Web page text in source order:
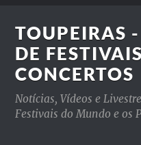
TOUPEIRAS
DE
CONCERTOS
Notícias, Vídeos e
Festivais do Mundo e os